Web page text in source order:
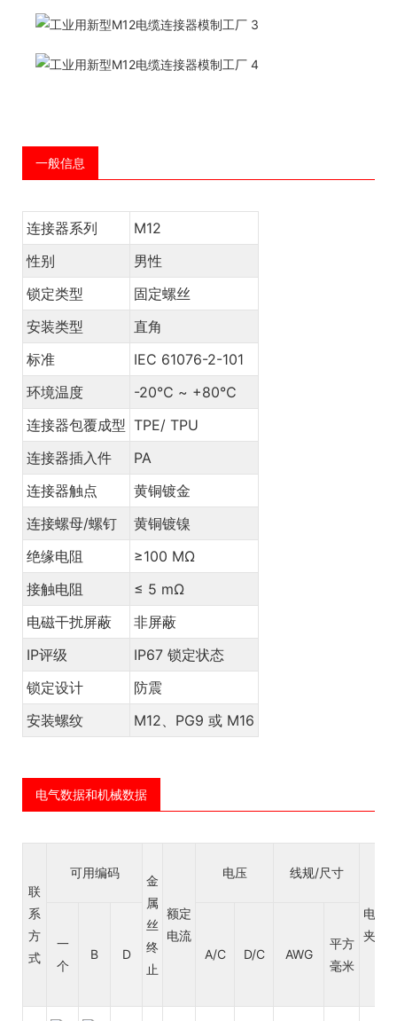
一般信息
连接器系列
M12
性别
男性
锁定类型
固定螺丝
安装类型
直角
标准
IEC 61076-2-101
环境温度
-20℃ ~ +80℃
连接器包覆成型 TPE/ TPU
连接器插入件
PA
连接器触点
黄铜镀金
连接螺母/螺钉
黄铜镀镍
绝缘电阻
≥100 MΩ
接触电阻
≤ 5 mΩ
电磁干扰屏蔽
非屏蔽
IP评级
IP67 锁定状态
锁定设计
防震
安装螺纹
M12、PG9 或 M16
电气数据和机械数据
联
系
方
式
可用编码
金
属
丝
终
止
额定
电流
电压 线规/尺寸
电缆
夹克
一
个
B D A/C D/C AWG
平方
毫米